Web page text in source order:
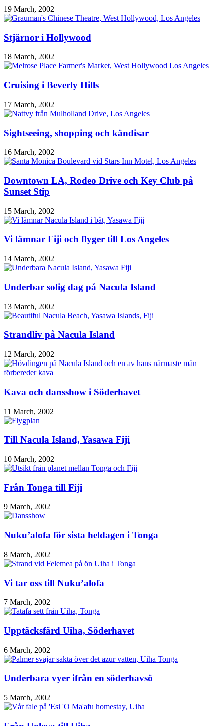
19 March, 2002
Stjärnor i Hollywood
18 March, 2002
Cruising i Beverly Hills
17 March, 2002
Sightseeing, shopping och kändisar
16 March, 2002
Downtown LA, Rodeo Drive och Key Club på
Sunset Stip
15 March, 2002
Vi lämnar Fiji och flyger till Los Angeles
14 March, 2002
Underbar solig dag på Nacula Island
13 March, 2002
Strandliv på Nacula Island
12 March, 2002
Kava och dansshow i Söderhavet
11 March, 2002
Till Nacula Island, Yasawa Fiji
10 March, 2002
Från Tonga till Fiji
9 March, 2002
Nuku’alofa för sista heldagen i Tonga
8 March, 2002
Vi tar oss till Nuku’alofa
7 March, 2002
Upptäcksfärd Uiha, Söderhavet
6 March, 2002
Underbara vyer ifrån en söderhavsö
5 March, 2002